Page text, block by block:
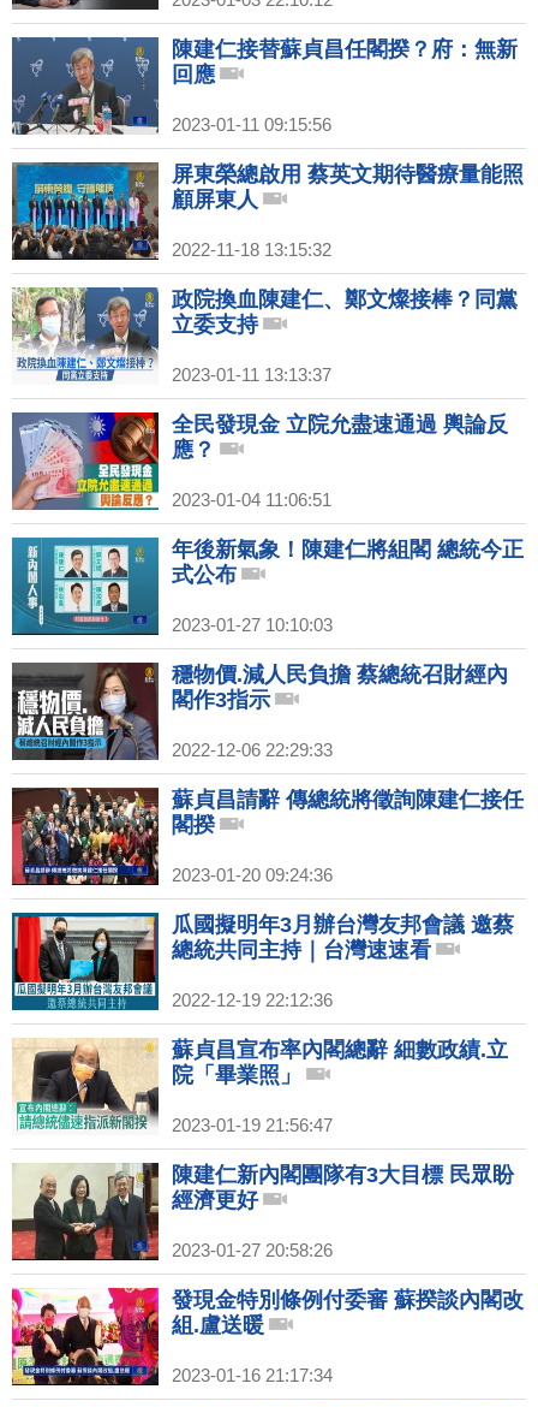
陳建仁接替蘇貞昌任閣揆？府：無新
回應
2023-01-11 09:15:56
屏東榮總啟用 蔡英文期待醫療量能照
顧屏東人
2022-11-18 13:15:32
政院換血陳建仁、鄭文燦接棒？同黨
立委支持
2023-01-11 13:13:37
全民發現金 立院允盡速通過 輿論反
應？
2023-01-04 11:06:51
年後新氣象！陳建仁將組閣 總統今正
式公布
2023-01-27 10:10:03
穩物價.減人民負擔 蔡總統召財經內
閣作3指示
2022-12-06 22:29:33
蘇貞昌請辭 傳總統將徵詢陳建仁接任
閣揆
2023-01-20 09:24:36
瓜國擬明年3月辦台灣友邦會議 邀蔡
總統共同主持｜台灣速速看
2022-12-19 22:12:36
蘇貞昌宣布率內閣總辭 細數政績.立
院「畢業照」
2023-01-19 21:56:47
陳建仁新內閣團隊有3大目標 民眾盼
經濟更好
2023-01-27 20:58:26
發現金特別條例付委審 蘇揆談內閣改
組.盧送暖
2023-01-16 21:17:34